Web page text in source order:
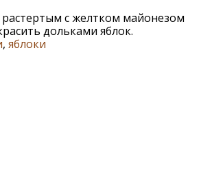
растертым с желтком майонезом
дольками яблок.
, яблоки